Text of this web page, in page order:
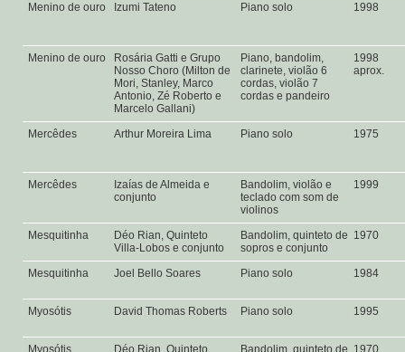
Menino de ouro Izumi Tateno Piano solo 1998
Menino de ouro
Rosária Gatti e Grupo
Nosso Choro (Milton de
Mori, Stanley, Marco
Antonio, Zé Roberto e
Marcelo Gallani)
Piano, bandolim,
clarinete, violão 6
cordas, violão 7
cordas e pandeiro
1998
aprox.
Mercêdes Arthur Moreira Lima Piano solo 1975
Mercêdes
Izaías de Almeida e
conjunto
Bandolim, violão e
teclado com som de
violinos
1999
Mesquitinha
Déo Rian, Quinteto
Villa-Lobos e conjunto
Bandolim, quinteto de
sopros e conjunto
1970
Mesquitinha Joel Bello Soares Piano solo 1984
Myosótis David Thomas Roberts Piano solo 1995